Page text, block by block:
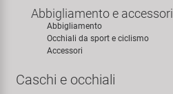
Abbigliamento e accessori
Abbigliamento
Occhiali da sport e ciclismo
Accessori
Caschi e occhiali